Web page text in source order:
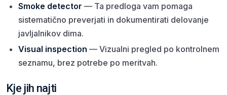
Smoke detector — Ta predloga vam pomaga
sistematično preverjati in dokumentirati delovanje
javljalnikov dima.
Visual inspection — Vizualni pregled po kontrolnem
seznamu, brez potrebe po meritvah.
Kje jih najti